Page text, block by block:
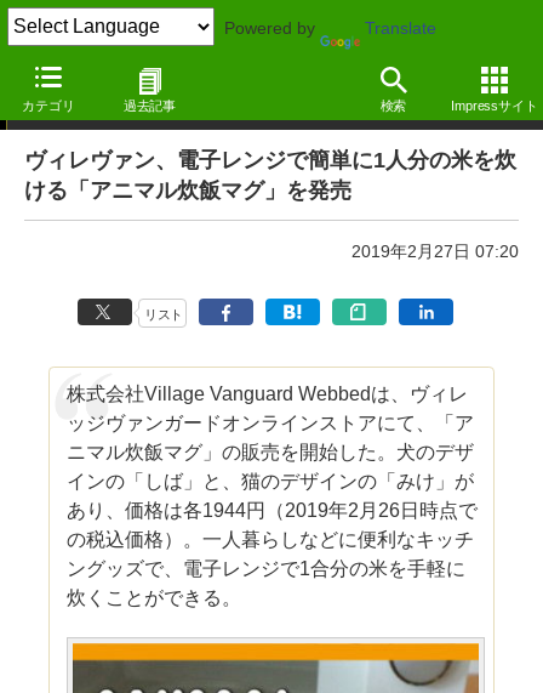
Powered by Translate
カテゴリ 過去記事 検索 Impressサイト
ニュース ―MdN Design Interactive edition―
ヴィレヴァン、電子レンジで簡単に1人分の米を炊
ける「アニマル炊飯マグ」を発売
2019年2月27日 07:20
リスト
株式会社Village Vanguard Webbedは、ヴィレ
ッジヴァンガードオンラインストアにて、「ア
ニマル炊飯マグ」の販売を開始した。犬のデザ
インの「しば」と、猫のデザインの「みけ」が
あり、価格は各1944円（2019年2月26日時点で
の税込価格）。一人暮らしなどに便利なキッチ
ングッズで、電子レンジで1合分の米を手軽に
炊くことができる。